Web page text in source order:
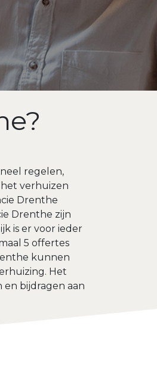
regelen,
verhuizen
Drenthe
Drenthe zijn
is er voor ieder
5 offertes
kunnen
Het
bijdragen aan